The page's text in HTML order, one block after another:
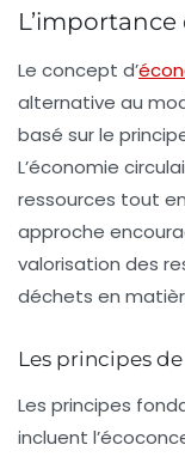
Le concept d’
alternative au
basé sur le
L’économie
ressources tout
approche
valorisation des
déchets en
Les principes
Les principes
incluent